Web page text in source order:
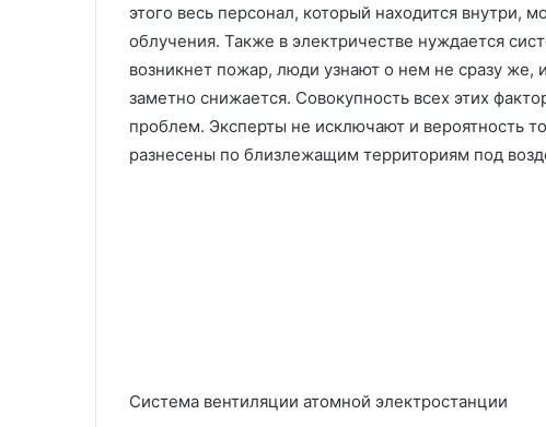
этого весь персонал, который находится внутри,
облучения. Также в электричестве нуждается
возникнет пожар, люди узнают о нем не сразу же,
заметно снижается. Совокупность всех этих
проблем. Эксперты не исключают и вероятность
разнесены по близлежащим территориям под
Система вентиляции атомной электростанции